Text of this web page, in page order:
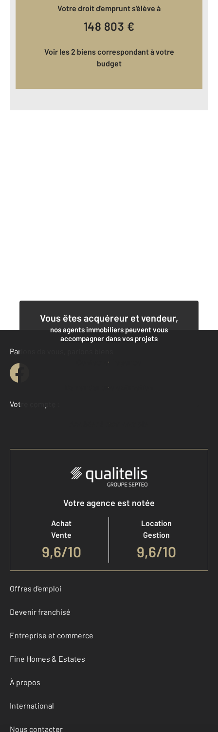
Votre droit d'emprunt s'élève à
148 803 €
Voir les 2 biens correspondant à votre
budget
Vous êtes acquéreur et vendeur,
nos agents immobiliers peuvent vous
accompagner dans vos projets
Contacter l'agence
Demander une estimation
Parlons de vous, parlons biens
Votre compte :
Accéder à mon compte
Votre agence est notée
Achat
Vente
9,6/10
Location
Gestion
9,6/10
Offres d'emploi
Devenir franchisé
Entreprise et commerce
Fine Homes & Estates
À propos
International
Nous contacter